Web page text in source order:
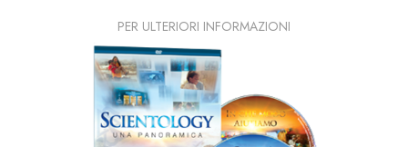
PER ULTERIORI INFORMAZIONI